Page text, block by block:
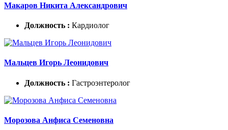
Макаров Никита Александрович
Должность : Кардиолог
Мальцев Игорь Леонидович
Должность : Гастроэнтеролог
Морозова Анфиса Семеновна